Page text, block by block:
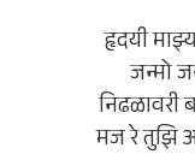
हृदयी
जन्मो
निढळावरी
मज रे तुझि